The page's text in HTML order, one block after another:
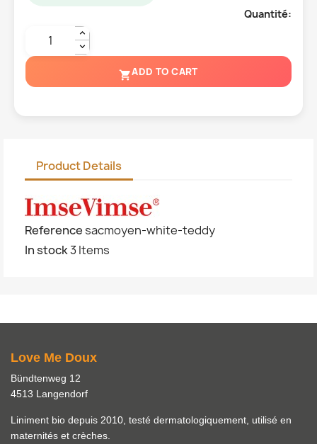
Quantité:
shopping_cartADD TO CART
Product Details
Referencesacmoyen-white-teddy
In stock3 Items
Love Me Doux
Bündtenweg 12
4513 Langendorf
Liniment bio depuis 2010, testé dermatologiquement, utilisé en
maternités et crèches.